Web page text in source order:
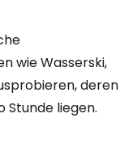
wie Wasserski,
deren
Stunde liegen.